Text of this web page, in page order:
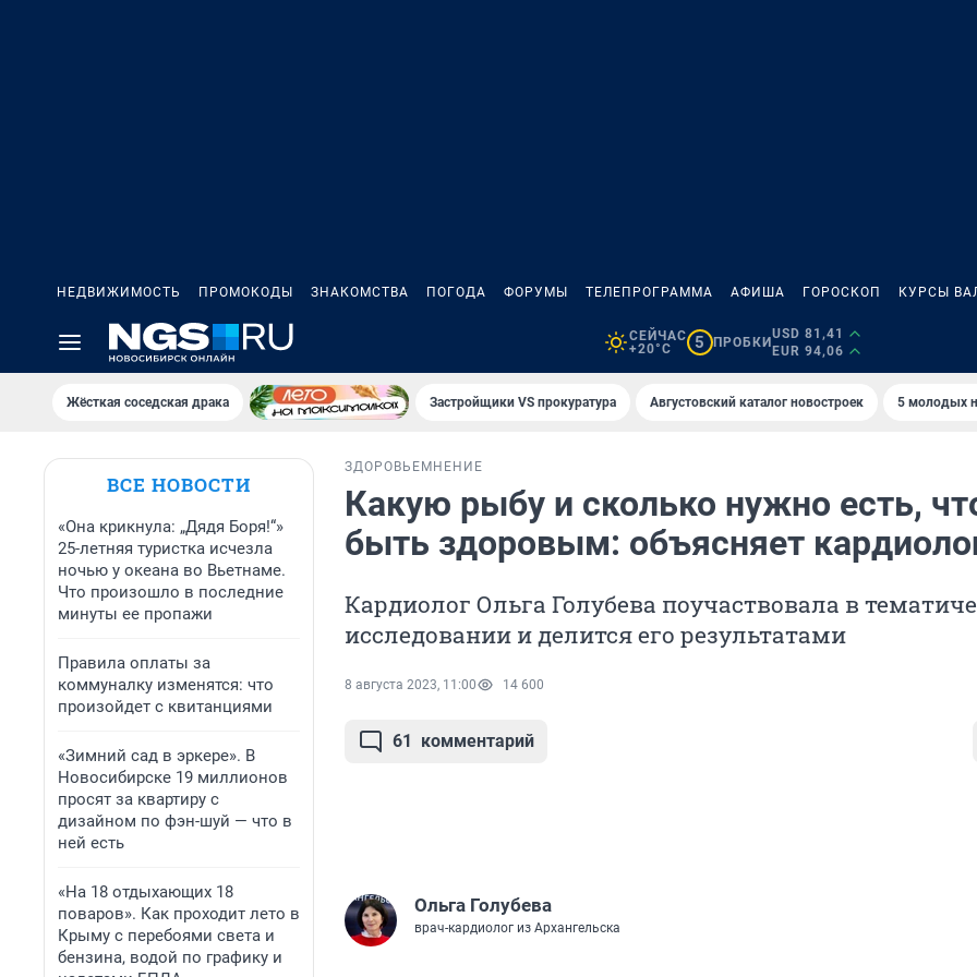
НЕДВИЖИМОСТЬ ПРОМОКОДЫ ЗНАКОМСТВА ПОГОДА ФОРУМЫ ТЕЛЕПРОГРАММА АФИША ГОРОСКОП КУРСЫ
СЕЙЧАС
+20°C
5 ПРОБКИ
USD 81,41
EUR 94,06
Жёсткая соседская драка Застройщики VS прокуратура Августовский каталог новостроек 5 молодых
ВСЕ НОВОСТИ
«Она крикнула: „Дядя Боря!“»
25-летняя туристка исчезла
ночью у океана во Вьетнаме.
Что произошло в последние
минуты ее пропажи
Правила оплаты за
коммуналку изменятся: что
произойдет с квитанциями
«Зимний сад в эркере». В
Новосибирске 19 миллионов
просят за квартиру с
дизайном по фэн-шуй — что в
ней есть
«На 18 отдыхающих 18
поваров». Как проходит лето в
Крыму с перебоями света и
бензина, водой по графику и
ЗДОРОВЬЕ МНЕНИЕ
Какую рыбу и сколько нужно есть,
быть здоровым: объясняет
Кардиолог Ольга Голубева поучаствовала в
исследовании и делится его результатами
8 августа 2023, 11:00 14 600
61 комментарий
Ольга Голубева
врач-кардиолог из Архангельска